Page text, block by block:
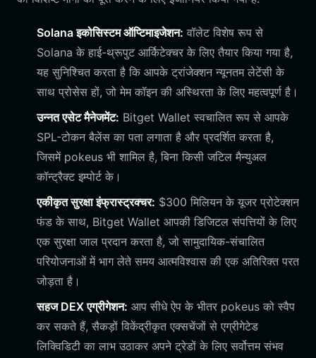
Solana इकोसिस्टम ऑप्टिमाइजेशन: वॉलेट विशेष रूप से
Solana के हाई-थ्रूपुट आर्किटेक्चर के लिए तैयार किया गया है,
यह सुनिश्चित करता है कि आपके ट्रांजेक्शन न्यूनतम लेटेंसी के
साथ प्रोसेस हों, जो मेम कॉइन की अस्थिरता के लिए महत्वपूर्ण है।
उन्नत एसेट मैनेजमेंट: Bitget Wallet स्वचालित रूप से आपके
SPL-टोकन बैलेंस का पता लगाता है और प्रदर्शित करता है,
जिसमें pokeus भी शामिल है, बिना किसी जटिल मैन्युअल
कॉन्ट्रैक्ट इम्पोर्ट के।
एकीकृत सुरक्षा इंफ्रास्ट्रक्चर: $300 मिलियन के यूजर प्रोटेक्शन
फंड के साथ, Bitget Wallet आपकी डिजिटल संपत्तियों के लिए
एक सुरक्षा जाल प्रदान करता है, जो सामुदायिक-संचालित
परियोजनाओं में भाग लेते समय आत्मविश्वास की एक अतिरिक्त परत
जोड़ता है।
सहज DEX एग्रीगेशन: आप सीधे ऐप के भीतर pokeus को स्वैप
कर सकते हैं, सैकड़ों विकेंद्रीकृत एक्सचेंजों से एग्रीगेटेड
लिक्विडिटी का लाभ उठाकर अपने ट्रेडों के लिए सर्वोत्तम संभव